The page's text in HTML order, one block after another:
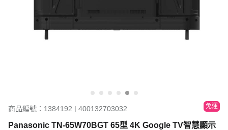
商品編號：1384192 | 400132703032 免運
Panasonic TN-65W70BGT 65型 4K Google TV智慧顯示